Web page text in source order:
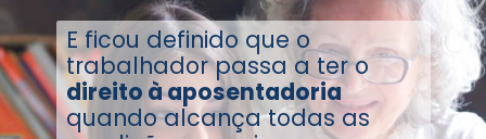
E ficou definido que o
trabalhador passa a ter o
direito à aposentadoria
quando alcança todas as